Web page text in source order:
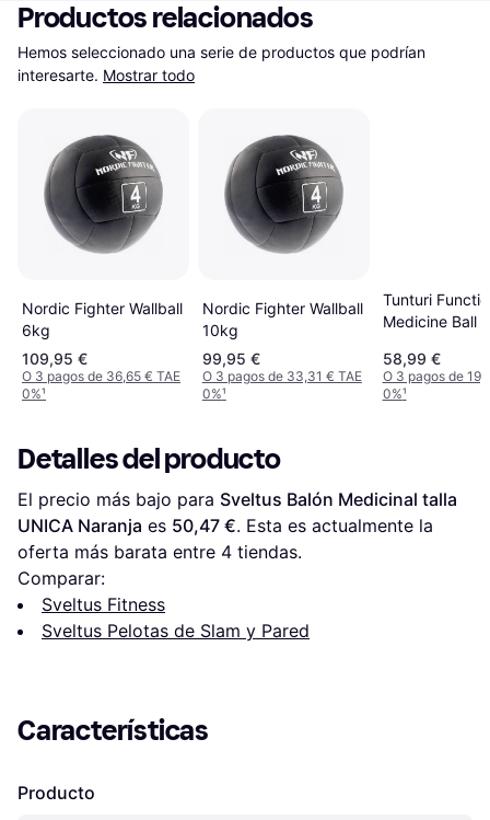
Productos relacionados
Hemos seleccionado una serie de productos que podrían
interesarte. Mostrar todo
Nordic Fighter Wallball
6kg
109,95 €
O 3 pagos de 36,65 € TAE
0%¹
Nordic Fighter Wallball
10kg
99,95 €
O 3 pagos de 33,31 € TAE
0%¹
Tunturi
Medicine Ball
58,99 €
O 3 pagos de
0%¹
Detalles del producto
El precio más bajo para Sveltus Balón Medicinal talla
UNICA Naranja es 50,47 €. Esta es actualmente la
oferta más barata entre 4 tiendas.
Comparar:
Sveltus Fitness
Sveltus Pelotas de Slam y Pared
Características
Producto